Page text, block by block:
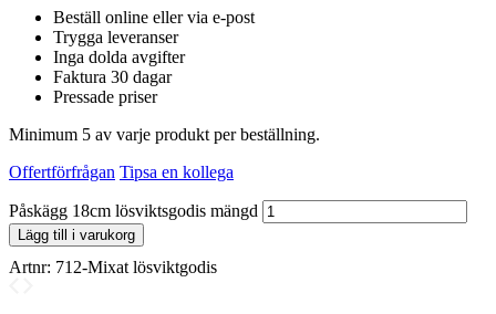
Beställ online eller via e-post
Trygga leveranser
Inga dolda avgifter
Faktura 30 dagar
Pressade priser
Minimum 5 av varje produkt per beställning.
Offertförfrågan Tipsa en kollega
Påskägg 18cm lösviktsgodis mängd
Lägg till i varukorg
Artnr: 712-Mixat lösviktgodis